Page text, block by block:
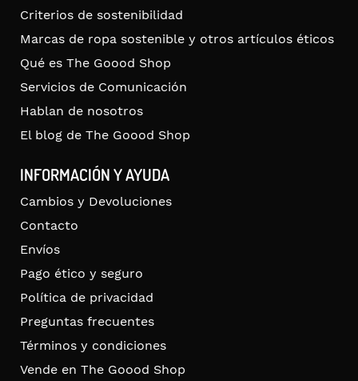
Criterios de sostenibilidad
Marcas de ropa sostenible y otros artículos éticos
Qué es The Goood Shop
Servicios de Comunicación
Hablan de nosotros
El blog de The Goood Shop
INFORMACIÓN Y AYUDA
Cambios y Devoluciones
Contacto
Envíos
Pago ético y seguro
Política de privacidad
Preguntas frecuentes
Términos y condiciones
Vende en The Goood Shop